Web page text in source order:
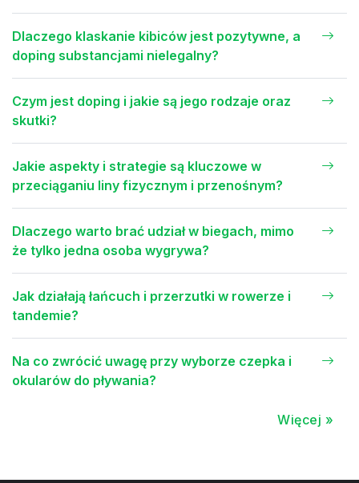
Dlaczego klaskanie kibiców jest pozytywne, a
doping substancjami nielegalny?
Czym jest doping i jakie są jego rodzaje oraz
skutki?
Jakie aspekty i strategie są kluczowe w
przeciąganiu liny fizycznym i przenośnym?
Dlaczego warto brać udział w biegach, mimo
że tylko jedna osoba wygrywa?
Jak działają łańcuch i przerzutki w rowerze i
tandemie?
Na co zwrócić uwagę przy wyborze czepka i
okularów do pływania?
Więcej »